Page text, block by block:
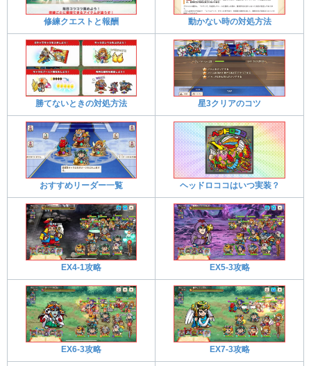
修練クエストと報酬 動かない時の対処方法
勝てないときの対処方法 星3クリアのコツ
おすすめリーダー一覧 ヘッドロココはいつ実装？
EX4-1攻略 EX5-3攻略
EX6-3攻略 EX7-3攻略